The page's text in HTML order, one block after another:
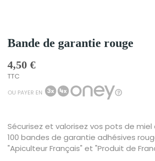
Bande de garantie rouge
4,50 €
TTC
OU PAYER EN
Sécurisez et valorisez vos pots de
100 bandes de garantie adhésives
"Apiculteur Français" et "Produit de